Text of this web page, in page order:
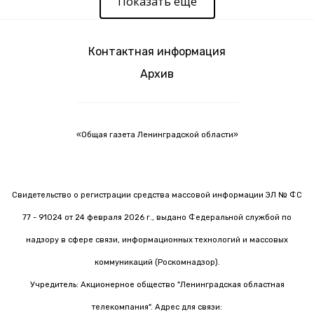
Контактная информация
Архив
«Общая газета Ленинградской области»
Свидетельство о регистрации средства массовой информации ЭЛ № ФС
77 - 91024 от 24 февраля 2026 г., выдано Федеральной службой по
надзору в сфере связи, информационных технологий и массовых
коммуникаций (Роскомнадзор).
Учредитель: Акционерное общество "Ленинградская областная
телекомпания". Адрес для связи: